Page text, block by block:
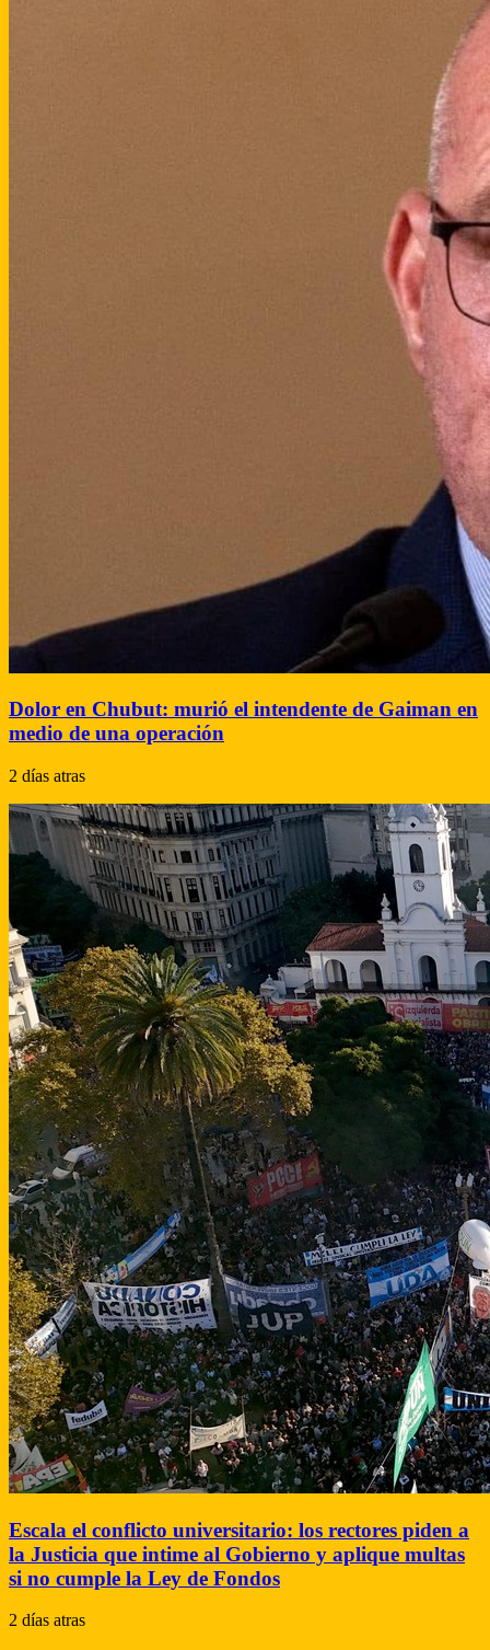
Dolor en Chubut: murió el intendente de Gaiman en
medio de una operación
2 días atras
Escala el conflicto universitario: los rectores piden a
la Justicia que intime al Gobierno y aplique multas
si no cumple la Ley de Fondos
2 días atras